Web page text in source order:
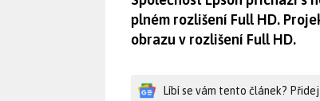
plném rozlišení Full HD.
obrazu v rozlišení Full HD.
Líbí se vám tento článek?